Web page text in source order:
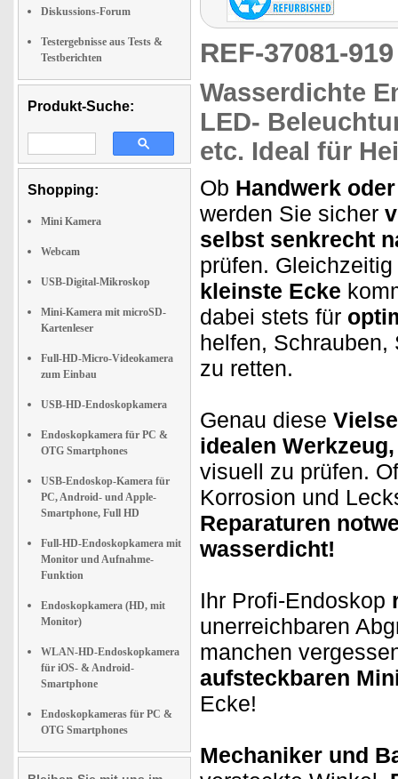
Diskussions-Forum
Testergebnisse aus Tests &
Testberichten
Produkt-Suche:
Shopping:
Mini Kamera
Webcam
USB-Digital-Mikroskop
Mini-Kamera mit microSD-
Kartenleser
Full-HD-Micro-Videokamera
zum Einbau
USB-HD-Endoskopkamera
Endoskopkamera für PC &
OTG Smartphones
USB-Endoskop-Kamera für
PC, Android- und Apple-
Smartphone, Full HD
Full-HD-Endoskopkamera mit
Monitor und Aufnahme-
Funktion
Endoskopkamera (HD, mit
Monitor)
WLAN-HD-Endoskopkamera
für iOS- & Android-
Smartphone
Endoskopkameras für PC &
OTG Smartphones
REF-37081-
Wasserdichte
LED-
etc. Ideal für
Ob Handwerk
werden Sie sicher
selbst senkrecht
prüfen.
kleinste Ecke
dabei stets für
helfen,
zu retten.
Genau diese
idealen Werkzeug,
visuell zu prüfen.
Korrosion und
Reparaturen
wasserdicht!
Ihr Profi-Endoskop
unerreichbaren
manchen
aufsteckbaren
Ecke!
Mechaniker und